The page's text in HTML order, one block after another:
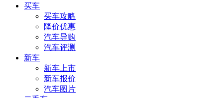
买车
买车攻略
降价优惠
汽车导购
汽车评测
新车
新车上市
新车报价
汽车图片